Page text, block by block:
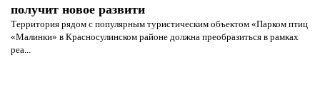
получит новое развити
Территория рядом с популярным туристическим объектом «Парком птиц
«Малинки» в Красносулинском районе должна преобразиться в рамках
реа...